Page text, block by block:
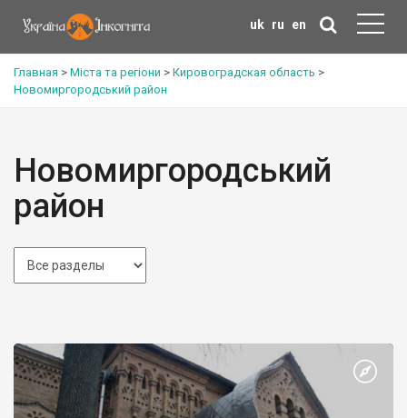
uk ru en
Главная > Міста та регіони > Кировоградская область >
Новомиргородський район
Новомиргородський
район